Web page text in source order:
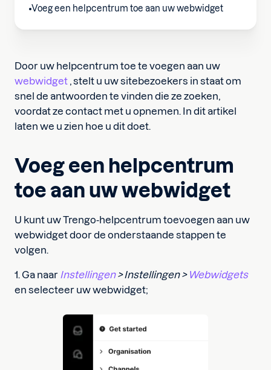
Voeg een helpcentrum toe aan uw webwidget
Door uw helpcentrum toe te voegen aan uw
webwidget , stelt u uw sitebezoekers in staat om
snel de antwoorden te vinden die ze zoeken,
voordat ze contact met u opnemen. In dit artikel
laten we u zien hoe u dit doet.
Voeg een helpcentrum
toe aan uw webwidget
U kunt uw Trengo-helpcentrum toevoegen aan uw
webwidget door de onderstaande stappen te
volgen.
1. Ga naar Instellingen > Instellingen > Webwidgets
en selecteer uw webwidget;